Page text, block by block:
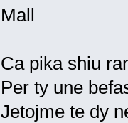
Mall
Ca pika shiu
Per ty une
Jetojme te dy